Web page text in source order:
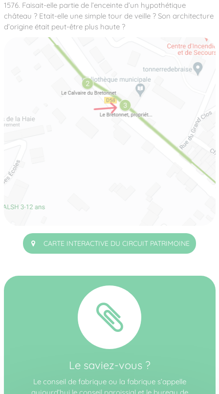
1576. Faisait-elle partie de l’enceinte d’un hypothétique
château ? Etait-elle une simple tour de veille ? Son architecture
d’origine était peut-être plus haute ?
CARTE INTERACTIVE DU CIRCUIT PATRIMOINE
Le saviez-vous ?
Le conseil de fabrique ou la fabrique s’appelle